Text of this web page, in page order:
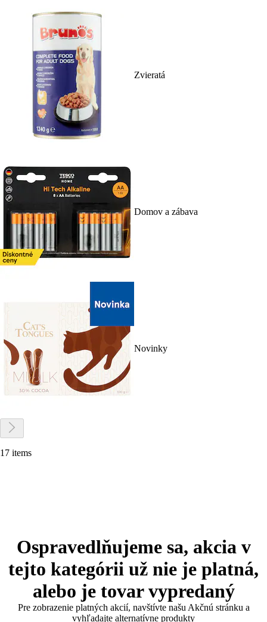
Zvieratá
Domov a zábava
Novinky
17 items
Ospravedlňujeme sa, akcia v
tejto kategórii už nie je platná,
alebo je tovar vypredaný
Pre zobrazenie platných akcií, navštívte našu Akčnú stránku a
vyhľadajte alternatívne produkty